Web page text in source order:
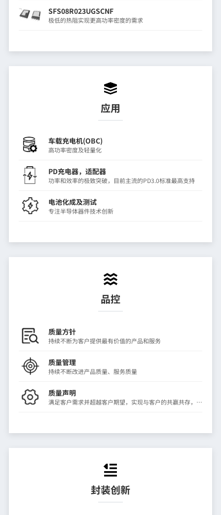
SFS08R023UGSCNF
极低的热阻实现更高功率密度的需求
应用
车载充电机(OBC)
高功率密度及轻量化
PD充电器，适配器
功率和效率的极致突破，目前主流的PD3.0标准最高支持
电池化成及测试
专注半导体器件技术创新
品控
质量方针
持续不断为客户提供最有价值的产品和服务
质量管理
持续不断改进产品质量、服务质量
质量声明
满足客户需求并超越客户期望，实现与客户的共赢共存，长
封装创新